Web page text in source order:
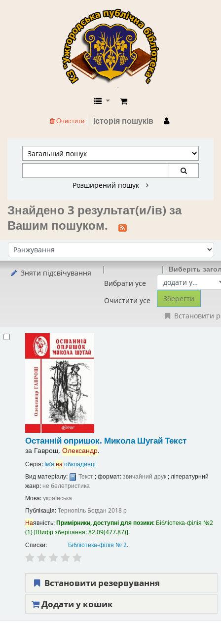
КЗ "Ужгородська публічна
Історія пошуків
Очистити
Розширений пошук
Знайдено 3 результат(и/ів) за
Вашим пошуком.
Сортувати за:
Зняти підсвічування
Вибрати усе
Очистити усе
Виберіть
Встановити
Останній опришок. Микола ШугайТекст
за Гаврош, Олександр.
Серія: Ім’я наобкладинці
Вид матеріалу:
Текст; формат:звичайний друк; літературний
жанр: не белетристика
Мова:українська
Публікація:Тернопіль Богдан 2018 р
Наявність:Примірники, доступні для позики: Бібліотека-філія №2
(1) Шифр зберігання:82.09(477.87) .
Списки:
Бібліотека-філія № 2.
Встановити резервування
Додати у кошик